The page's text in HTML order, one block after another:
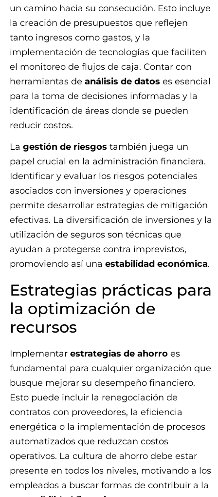
un camino hacia su consecución. Esto incluye
la creación de presupuestos que reflejen
tanto ingresos como gastos, y la
implementación de tecnologías que faciliten
el monitoreo de flujos de caja. Contar con
herramientas de análisis de datos es esencial
para la toma de decisiones informadas y la
identificación de áreas donde se pueden
reducir costos.
La gestión de riesgos también juega un
papel crucial en la administración financiera.
Identificar y evaluar los riesgos potenciales
asociados con inversiones y operaciones
permite desarrollar estrategias de mitigación
efectivas. La diversificación de inversiones y la
utilización de seguros son técnicas que
ayudan a protegerse contra imprevistos,
promoviendo así una estabilidad económica.
Estrategias prácticas para
la optimización de
recursos
Implementar estrategias de ahorro es
fundamental para cualquier organización que
busque mejorar su desempeño financiero.
Esto puede incluir la renegociación de
contratos con proveedores, la eficiencia
energética o la implementación de procesos
automatizados que reduzcan costos
operativos. La cultura de ahorro debe estar
presente en todos los niveles, motivando a los
empleados a buscar formas de contribuir a la